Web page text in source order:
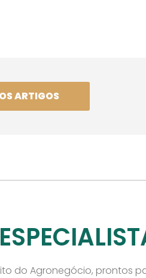
ARTIGOS
do Agronegócio, prontos